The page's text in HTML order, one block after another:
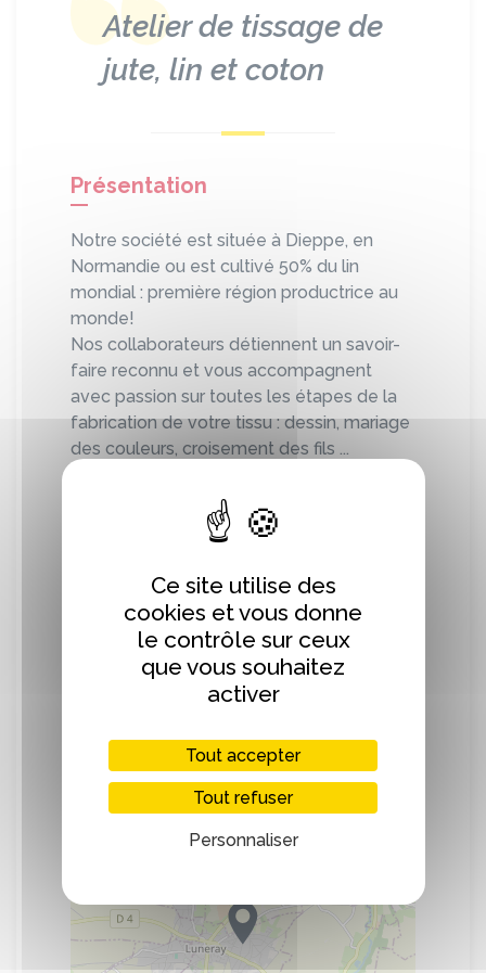
Atelier de tissage de
jute, lin et coton
Présentation
Notre société est située à Dieppe, en
Normandie ou est cultivé 50% du lin
mondial : première région productrice au
monde!
Nos collaborateurs détiennent un savoir-
faire reconnu et vous accompagnent
avec passion sur toutes les étapes de la
fabrication de votre tissu : dessin, mariage
des couleurs, croisement des fils ...
excellence, c'est une matière 100%
naturelle respectueuse de
végétale eco-responsable.
Localisation
Ce site utilise des
cookies et vous donne
le contrôle sur ceux
que vous souhaitez
activer
Tout accepter
Tout refuser
Personnaliser